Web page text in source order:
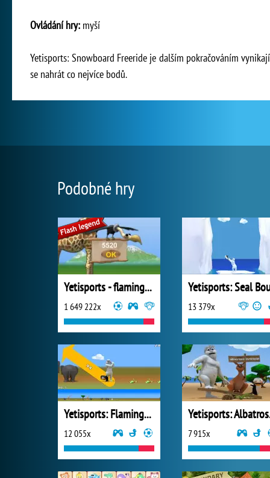
Ovládání hry: myší
Yetisports: Snowboard Freeride je dalším pokračováním
se nahrát co nejvíce bodů.
Podobné hry
Yetisports - flamingo drive
1 649 222x 13 379x
Yetisports: Flamingo Drive
12 055x 7 915x